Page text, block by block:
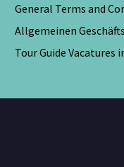
General Terms and
Allgemeinen
Tour Guide Vacatures